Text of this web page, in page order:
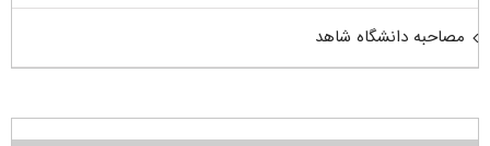
مصاحبه دانشگاه شاهد